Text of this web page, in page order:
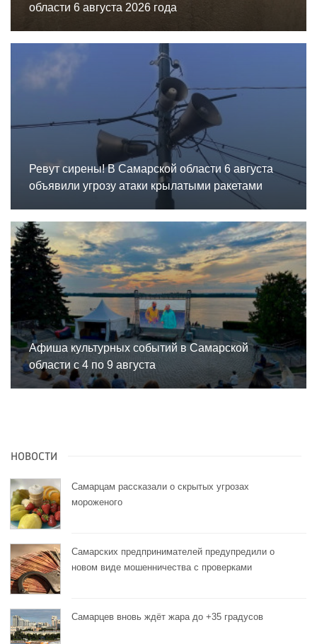
области 6 августа 2026 года
Ревут сирены! В Самарской области 6 августа
объявили угрозу атаки крылатыми ракетами
Афиша культурных событий в Самарской
области с 4 по 9 августа
НОВОСТИ
Самарцам рассказали о скрытых угрозах
мороженого
Самарских предпринимателей предупредили о
новом виде мошенничества с проверками
Самарцев вновь ждёт жара до +35 градусов